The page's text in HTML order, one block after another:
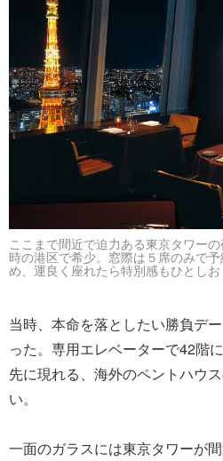
ここまで間近で迫力ある東京タワー
時の港区で希少。窓際は５席のみで
め、運良く座れたら特別感もひとしお
当時、本命を落としたい勝負デ
った。専用エレベーターで42階
先に現れる、海外のペントハウ
い。
一面のガラスには東京タワーが